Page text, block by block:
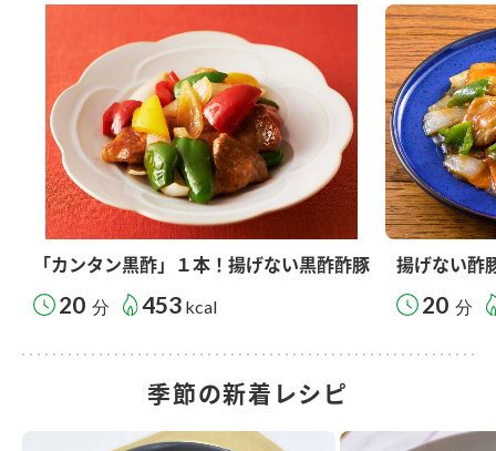
「カンタン黒酢」１本！揚げない黒酢酢豚
20 分 453 kcal
揚げない酢
20 分
季節の新着レシピ